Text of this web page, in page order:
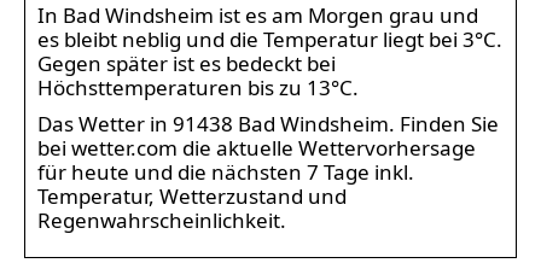
In Bad Windsheim ist es am Morgen grau und
es bleibt neblig und die Temperatur liegt bei 3°C.
Gegen später ist es bedeckt bei
Höchsttemperaturen bis zu 13°C.
Das Wetter in 91438 Bad Windsheim. Finden Sie
bei wetter.com die aktuelle Wettervorhersage
für heute und die nächsten 7 Tage inkl.
Temperatur, Wetterzustand und
Regenwahrscheinlichkeit.